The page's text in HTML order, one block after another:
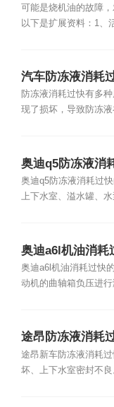
可能是烧机油的故障，
以下是扩展资料：1、
汽车防冻液消耗
防冻液消耗过快有多
现了损坏，导致防冻
奥迪q5防冻液消
奥迪q5防冻液消耗过
上下水室、溢水罐、
奥迪a6l机油消耗
法？
奥迪a6l机油消耗过快
动机的曲轴箱负压进
途昂防冻液消耗
途昂新车防冻液消耗
坏、上下水室密封不良